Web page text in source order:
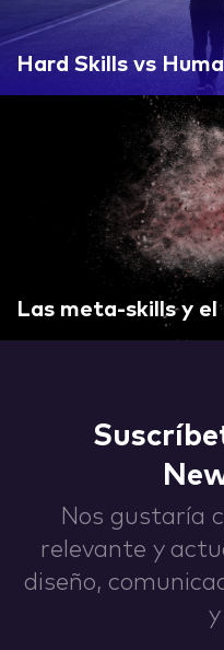
Hard Skills vs
Las meta-skills y el
Nos gustaría
relevante y
diseño,
IDEAS
ABOUT
hi@nett.mx